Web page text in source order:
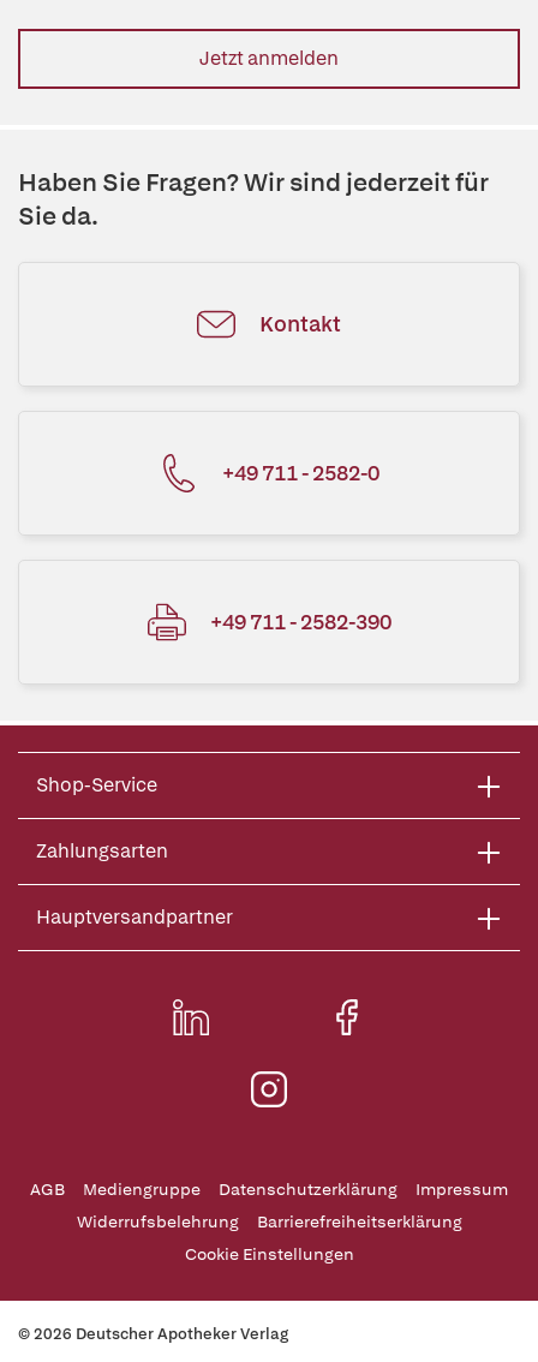
Jetzt anmelden
Haben Sie Fragen? Wir sind jederzeit für
Sie da.
Kontakt
+49 711 - 2582-0
+49 711 - 2582-390
Shop-Service
Zahlungsarten
Hauptversandpartner
AGB Mediengruppe Datenschutzerklärung
Impressum
Widerrufsbelehrung
Barrierefreiheitserklärung
Cookie Einstellungen
© 2026 Deutscher Apotheker Verlag